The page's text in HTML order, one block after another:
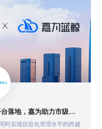
【苏州市信息中心】统一运维平台落地，嘉为助力市级政府数字化转型！
时实现信息化管理水平的跨越